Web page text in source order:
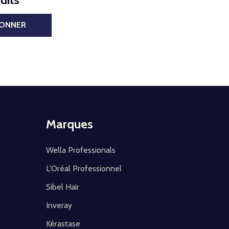
Marques
Wella Professionals
L'Oréal Professionnel
Sibel Hair
Inveray
Kérastase